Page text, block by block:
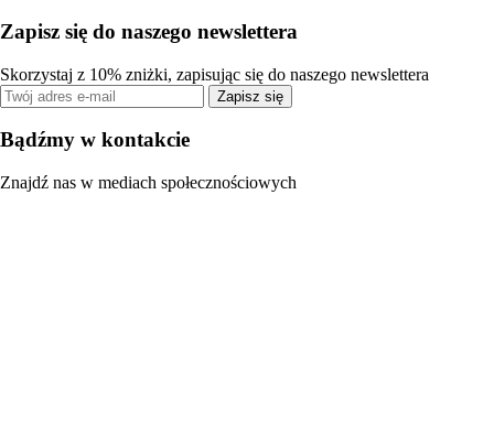
Zapisz się do naszego newslettera
Skorzystaj z 10% zniżki, zapisując się do naszego newslettera
Zapisz się
Bądźmy w kontakcie
Znajdź nas w mediach społecznościowych